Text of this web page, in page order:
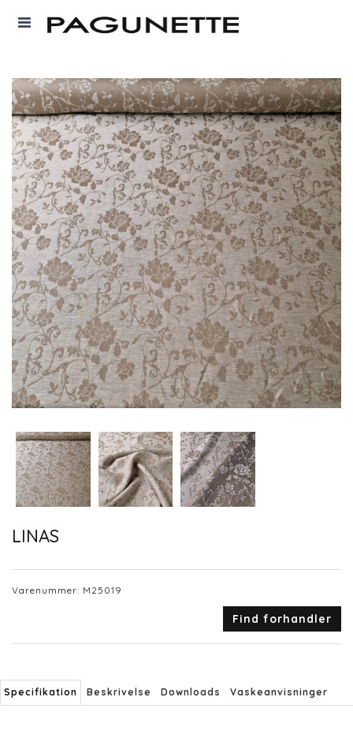
LINAS
Varenummer: M25019
Find forhandler
Specifikation Beskrivelse Downloads Vaskeanvisninger